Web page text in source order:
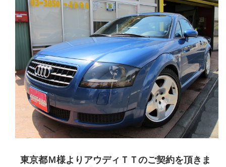
東京都Ｍ様よりアウディＴＴのご契約を頂きま